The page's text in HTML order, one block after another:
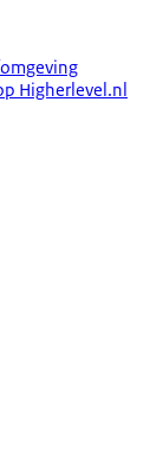
Higherlevel.nl